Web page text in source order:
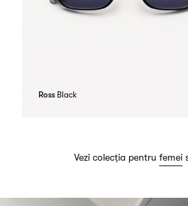
Ross Black
Vezi colecția pentru femei